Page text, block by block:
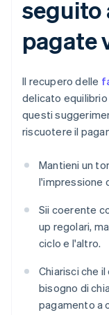
seguito
pagate
Il recupero delle
delicato
questi
riscuotere il
Mantieni un
l'impressione
Sii coerente
up regolari,
ciclo e l'altro.
Chiarisci che
bisogno di
pagamento a